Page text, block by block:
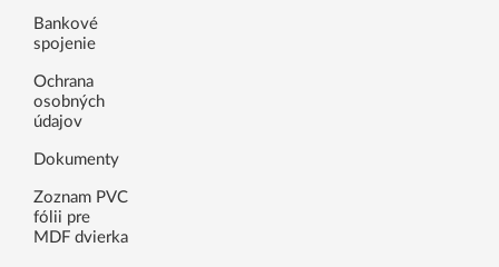
Bankové
spojenie
Ochrana
osobných
údajov
Dokumenty
Zoznam PVC
fólii pre
MDF dvierka